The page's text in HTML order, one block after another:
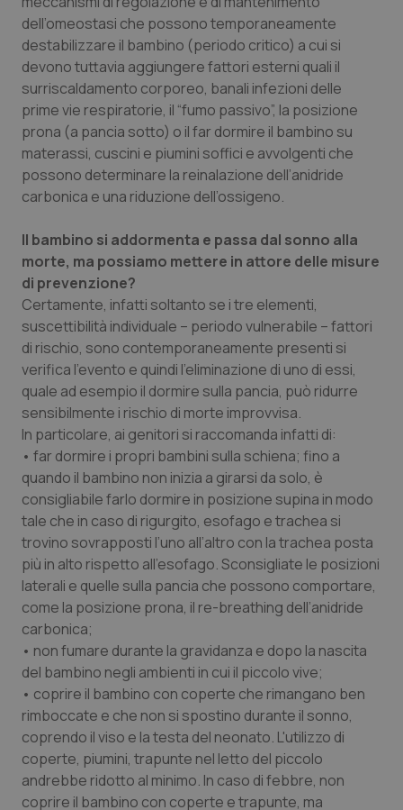
Valle D’Aosta
Veneto
Oncodermatologia
Oncoematologia
Oncologia & Nutrizione
Psoriasi & pelle
Quotidiano Cardiologia
Quotidiano Chirurgia
Quotidiano Oncologia
Quotidiano Pediatria
Rene & patologie urogenitali
Salute orale & impianti
Sangue & coagulazione
Tiroide
Tumore al seno
Tumore ovarico
Tumori del Polmone & Testa Collo
Tumori gastrointestinali
Ulcera & Reflusso
Vaccini
dell’omeostasi che possono temporaneamente
destabilizzare il bambino (periodo critico) a cui si
devono tuttavia aggiungere fattori esterni quali il
surriscaldamento corporeo, banali infezioni delle
prime vie respiratorie, il “fumo passivo”, la posizione
prona (a pancia sotto) o il far dormire il bambino su
materassi, cuscini e piumini soffici e avvolgenti che
possono determinare la reinalazione dell’anidride
carbonica e una riduzione dell’ossigeno.
Il bambino si addormenta e passa dal sonno alla
morte, ma possiamo mettere in attore delle misure
di prevenzione?
Certamente, infatti soltanto se i tre elementi,
suscettibilità individuale – periodo vulnerabile – fattori
di rischio, sono contemporaneamente presenti si
verifica l’evento e quindi l’eliminazione di uno di essi,
quale ad esempio il dormire sulla pancia, può ridurre
sensibilmente i rischio di morte improvvisa.
In particolare, ai genitori si raccomanda infatti di:
• far dormire i propri bambini sulla schiena; fino a
quando il bambino non inizia a girarsi da solo, è
consigliabile farlo dormire in posizione supina in modo
tale che in caso di rigurgito, esofago e trachea si
trovino sovrapposti l’uno all’altro con la trachea posta
più in alto rispetto all’esofago. Sconsigliate le posizioni
laterali e quelle sulla pancia che possono comportare,
come la posizione prona, il re-breathing dell’anidride
carbonica;
• non fumare durante la gravidanza e dopo la nascita
del bambino negli ambienti in cui il piccolo vive;
• coprire il bambino con coperte che rimangano ben
rimboccate e che non si spostino durante il sonno,
coprendo il viso e la testa del neonato. L'utilizzo di
coperte, piumini, trapunte nel letto del piccolo
andrebbe ridotto al minimo. In caso di febbre, non
coprire il bambino con coperte e trapunte, ma